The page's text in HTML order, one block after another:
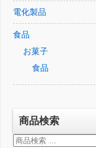
電化製品
食品
お菓子
食品
商品検索
検